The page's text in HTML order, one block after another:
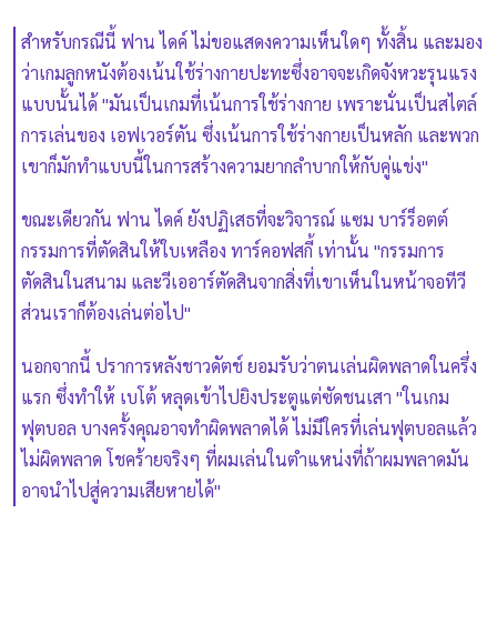
สำหรับกรณีนี้ ฟาน ไดค์ ไม่ขอแสดงความเห็นใดๆ ทั้งสิ้น และมอง
ว่าเกมลูกหนังต้องเน้นใช้ร่างกายปะทะซึ่งอาจจะเกิดจังหวะรุนแรง
แบบนั้นได้ "มันเป็นเกมที่เน้นการใช้ร่างกาย เพราะนั่นเป็นสไตล์
การเล่นของ เอฟเวอร์ตัน ซึ่งเน้นการใช้ร่างกายเป็นหลัก และพวก
เขาก็มักทำแบบนี้ในการสร้างความยากลำบากให้กับคู่แข่ง"
ขณะเดียวกัน ฟาน ไดค์ ยังปฏิเสธที่จะวิจารณ์ แซม บาร์ร็อตต์
กรรมการที่ตัดสินให้ใบเหลือง ทาร์คอฟสกี้ เท่านั้น "กรรมการ
ตัดสินในสนาม และวีเออาร์ตัดสินจากสิ่งที่เขาเห็นในหน้าจอทีวี
ส่วนเราก็ต้องเล่นต่อไป"
นอกจากนี้ ปราการหลังชาวดัตช์ ยอมรับว่าตนเล่นผิดพลาดในครึ่ง
แรก ซึ่งทำให้ เบโต้ หลุดเข้าไปยิงประตูแต่ซัดชนเสา "ในเกม
ฟุตบอล บางครั้งคุณอาจทำผิดพลาดได้ ไม่มีใครที่เล่นฟุตบอลแล้ว
ไม่ผิดพลาด โชคร้ายจริงๆ ที่ผมเล่นในตำแหน่งที่ถ้าผมพลาดมัน
อาจนำไปสู่ความเสียหายได้"